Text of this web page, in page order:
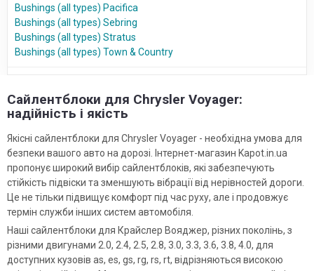
Bushings (all types) Pacifica
Bushings (all types) Sebring
Bushings (all types) Stratus
Bushings (all types) Town & Country
Сайлентблоки для Chrysler Voyager:
надійність і якість
Якісні сайлентблоки для Chrysler Voyager - необхідна умова для
безпеки вашого авто на дорозі. Інтернет-магазин Kapot.in.ua
пропонує широкий вибір сайлентблоків, які забезпечують
стійкість підвіски та зменшують вібрації від нерівностей дороги.
Це не тільки підвищує комфорт під час руху, але і продовжує
термін служби інших систем автомобіля.
Наші сайлентблоки для Крайслер Вояджер, різних поколінь, з
різними двигунами 2.0, 2.4, 2.5, 2.8, 3.0, 3.3, 3.6, 3.8, 4.0, для
доступних кузовів as, es, gs, rg, rs, rt, відрізняються високою